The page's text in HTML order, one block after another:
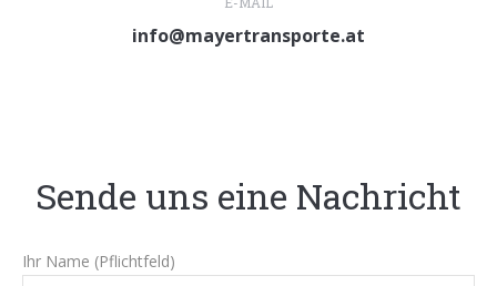
info@mayertransporte.at
Sende uns eine Nachricht
Ihr Name (Pflichtfeld)